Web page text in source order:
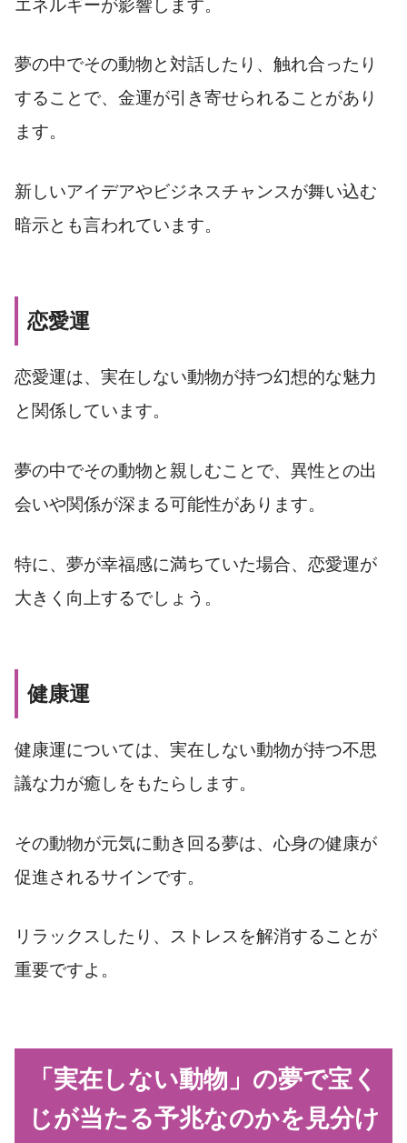
エネルギーが影響します。
夢の中でその動物と対話したり、触れ合ったり
することで、金運が引き寄せられることがあり
ます。
新しいアイデアやビジネスチャンスが舞い込む
暗示とも言われています。
恋愛運
恋愛運は、実在しない動物が持つ幻想的な魅力
と関係しています。
夢の中でその動物と親しむことで、異性との出
会いや関係が深まる可能性があります。
特に、夢が幸福感に満ちていた場合、恋愛運が
大きく向上するでしょう。
健康運
健康運については、実在しない動物が持つ不思
議な力が癒しをもたらします。
その動物が元気に動き回る夢は、心身の健康が
促進されるサインです。
リラックスしたり、ストレスを解消することが
重要ですよ。
「実在しない動物」の夢で宝く
じが当たる予兆なのかを見分け